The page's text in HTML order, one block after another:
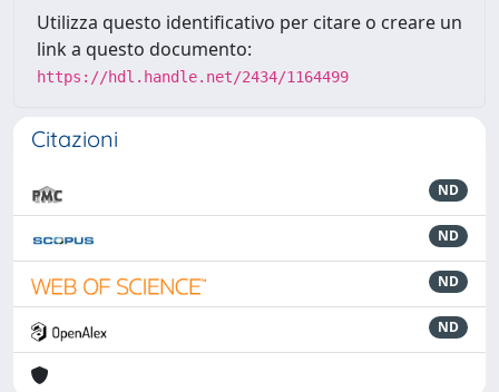
Utilizza questo identificativo per citare o creare un
link a questo documento:
https://hdl.handle.net/2434/1164499
Citazioni
ND
ND
ND
ND